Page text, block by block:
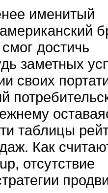
именитый
достичь
заметных
своих
таблицы
Как
отсутствие